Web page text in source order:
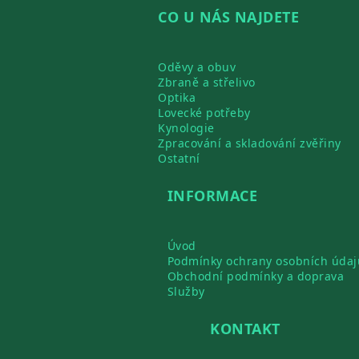
CO U NÁS NAJDETE
Oděvy a obuv
Zbraně a střelivo
Optika
Lovecké potřeby
Kynologie
Zpracování a skladování zvěřiny
Ostatní
INFORMACE
Úvod
Podmínky ochrany osobních
Obchodní podmínky a doprava
Služby
KONTAKT